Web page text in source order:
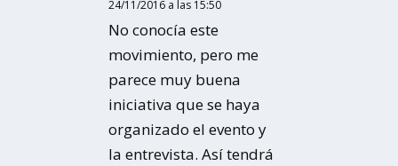
24/11/2016 a las 15:50
No conocía este
movimiento, pero me
parece muy buena
iniciativa que se haya
organizado el evento y
la entrevista. Así tendrá